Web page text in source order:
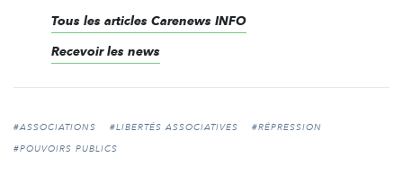
Tous les articles Carenews INFO
Recevoir les news
#ASSOCIATIONS #LIBERTÉS ASSOCIATIVES
#RÉPRESSION
#POUVOIRS PUBLICS